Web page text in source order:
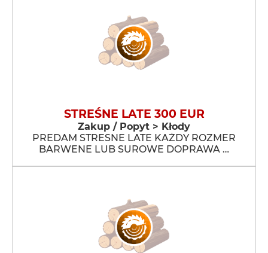
STREŚNE LATE 300 EUR
Zakup / Popyt > Kłody
PREDAM STRESNE LATE KAŻDY ROZMER
BARWENE LUB SUROWE DOPRAWA …